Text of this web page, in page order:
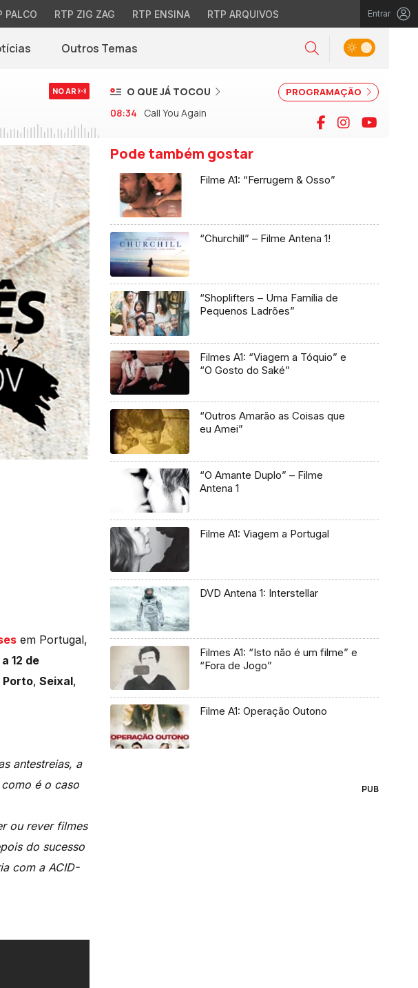
PALCO RTP ZIG ZAG RTP ENSINA RTP ARQUIVOS Entrar
(abre em nova janela)
Outros Temas Pesquisar
Alternar tema
NO AR PROGRAMAÇÃO
O QUE JÁ TOCOU
08:34
Call You Again Facebook
Instagram
em Portugal,
12 de
Porto, Seixal,
antestreias, a
é o caso
ou rever filmes
do sucesso
com a ACID-
Pode também gostar
Filme A1: “Ferrugem & Osso”
“Churchill” – Filme Antena 1!
“Shoplifters – Uma Família de
Pequenos Ladrões”
Filmes A1: “Viagem a Tóquio” e
“O Gosto do Saké”
“Outros Amarão as Coisas que
eu Amei”
“O Amante Duplo” – Filme
Antena 1
Filme A1: Viagem a Portugal
DVD Antena 1: Interstellar
Filmes A1: “Isto não é um filme” e
“Fora de Jogo”
Filme A1: Operação Outono
PUB